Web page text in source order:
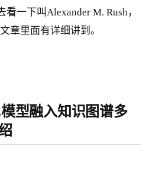
一下叫Alexander M. Rush，
章里面有详细讲到。
型融入知识图谱多